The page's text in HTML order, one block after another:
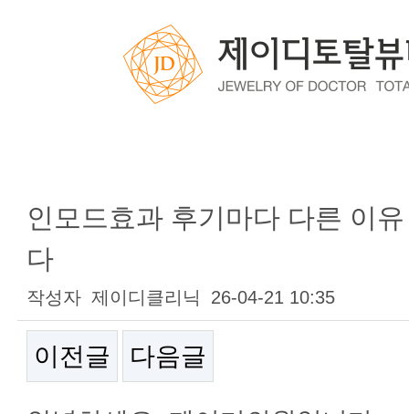
인모드효과 후기마다 다른 이
다
작성자 제이디클리닉 26-04-21 10:35
이전글 다음글
본문